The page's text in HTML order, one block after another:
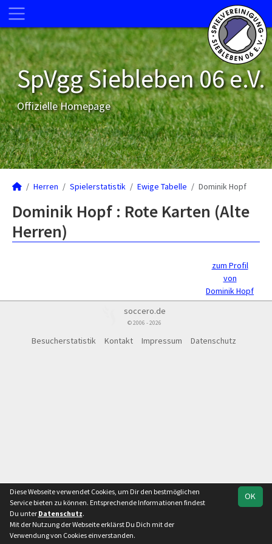
SpVgg Siebleben 06 e.V.
Offizielle Homepage
Herren Spielerstatistik Ewige Tabelle Dominik Hopf
Dominik Hopf : Rote Karten (Alte
Herren)
zum Profil
von
Dominik Hopf
soccero.de
© 2006 - 2026
Besucherstatistik Kontakt Impressum Datenschutz
OK
Diese Webseite verwendet Cookies, um Dir den bestmöglichen
Service bieten zu können. Entsprechende Informationen findest
Du unter Datenschutz.
Mit der Nutzung der Webseite erklärst Du Dich mit der
Verwendung von Cookies einverstanden.